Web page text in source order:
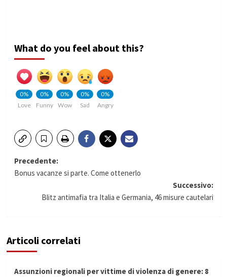
What do you feel about this?
0%
Love
0%
Funny
0%
Wow
0%
Sad
0%
Angry
Navigazione
Precedente:
Bonus vacanze si parte. Come ottenerlo
Successivo:
Blitz antimafia tra Italia e Germania, 46 misure cautelari
Articoli correlati
Assunzioni regionali per vittime di violenza di genere: 8